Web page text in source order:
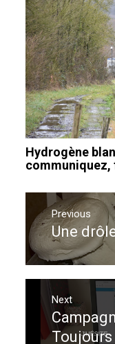
Hydrogène
communiquez,
Navigation
de
l’article
Previous
Previous
post:
Une
Next
Next
post:
Toujours